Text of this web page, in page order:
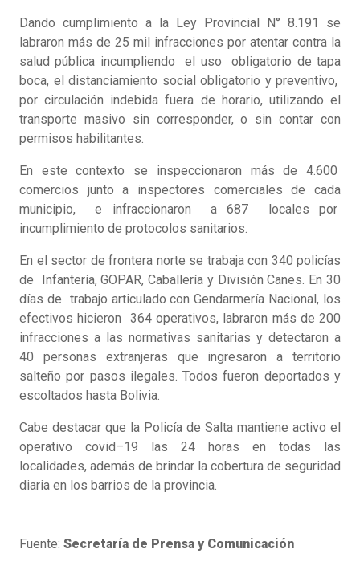
Dando cumplimiento a la Ley Provincial N° 8.191 se
labraron más de 25 mil infracciones por atentar contra la
salud pública incumpliendo el uso obligatorio de tapa
boca, el distanciamiento social obligatorio y preventivo,
por circulación indebida fuera de horario, utilizando el
transporte masivo sin corresponder, o sin contar con
permisos habilitantes.
En este contexto se inspeccionaron más de 4.600
comercios junto a inspectores comerciales de cada
municipio, e infraccionaron a 687 locales por
incumplimiento de protocolos sanitarios.
En el sector de frontera norte se trabaja con 340 policías
de Infantería, GOPAR, Caballería y División Canes. En 30
días de trabajo articulado con Gendarmería Nacional, los
efectivos hicieron 364 operativos, labraron más de 200
infracciones a las normativas sanitarias y detectaron a
40 personas extranjeras que ingresaron a territorio
salteño por pasos ilegales. Todos fueron deportados y
escoltados hasta Bolivia.
Cabe destacar que la Policía de Salta mantiene activo el
operativo covid–19 las 24 horas en todas las
localidades, además de brindar la cobertura de seguridad
diaria en los barrios de la provincia.
Fuente: Secretaría de Prensa y Comunicación